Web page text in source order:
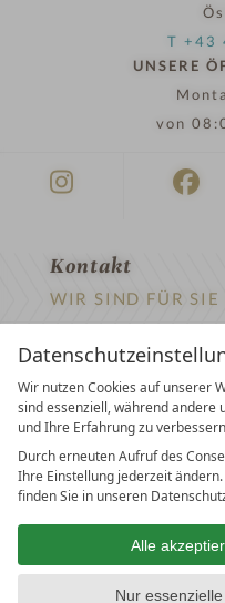
Wir nutzen Cookies auf unserer
sind essenziell, während andere
und Ihre Erfahrung zu
Durch erneuten Aufruf des
Ihre Einstellung jederzeit
finden Sie in unseren
Alle
Nur
T +43
UNSERE
von
Kontakt
WIR SIND FÜR SIE
Newsletter
EXKLUSIVE
Partnerhotel
LASSEN SIE IHR
Presse
ARTIKEL &
Datenschutz­einstellungen